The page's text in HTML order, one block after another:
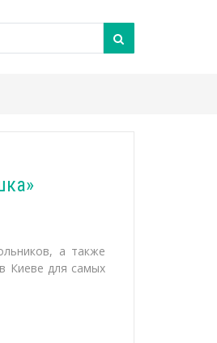
а также
Киеве для самых